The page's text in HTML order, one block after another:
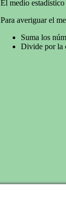
El medio
Para averiguar el
Suma los
Divide por la